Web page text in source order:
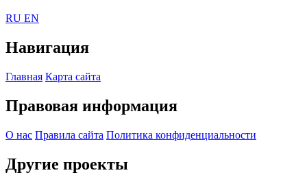
RU EN
Навигация
Главная Карта сайта
Правовая информация
О нас Правила сайта Политика конфиденциальности
Другие проекты